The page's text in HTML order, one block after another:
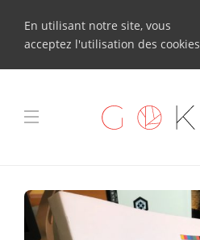
En utilisant notre site, vous
acceptez l'utilisation des cookies